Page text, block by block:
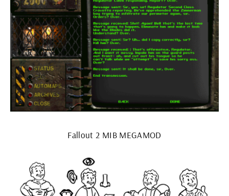
Fallout 2 MIB MEGAMOD